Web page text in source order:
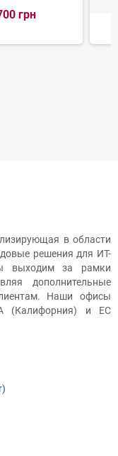
грн
в области
решения для ИТ-
выходим за рамки
дополнительные
Наши офисы
(Калифорния) и ЕС